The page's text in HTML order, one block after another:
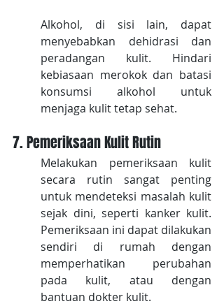
Alkohol, di sisi lain, dapat
menyebabkan dehidrasi dan
peradangan kulit. Hindari
kebiasaan merokok dan batasi
konsumsi alkohol untuk
menjaga kulit tetap sehat.
7. Pemeriksaan Kulit Rutin
Melakukan pemeriksaan kulit
secara rutin sangat penting
untuk mendeteksi masalah kulit
sejak dini, seperti kanker kulit.
Pemeriksaan ini dapat dilakukan
sendiri di rumah dengan
memperhatikan perubahan
pada kulit, atau dengan
bantuan dokter kulit.